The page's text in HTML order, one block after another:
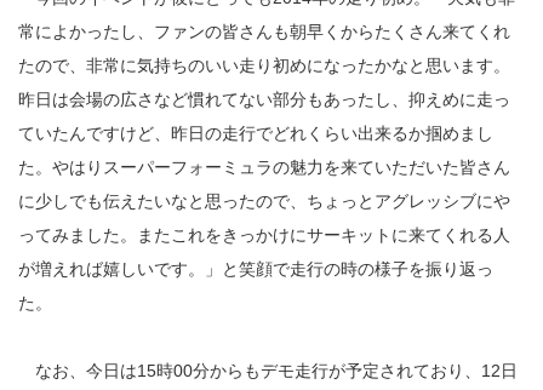
常によかったし、ファンの皆さんも朝早くからたくさん来てくれ
たので、非常に気持ちのいい走り初めになったかなと思います。
昨日は会場の広さなど慣れてない部分もあったし、抑えめに走っ
ていたんですけど、昨日の走行でどれくらい出来るか掴めまし
た。やはりスーパーフォーミュラの魅力を来ていただいた皆さん
に少しでも伝えたいなと思ったので、ちょっとアグレッシブにや
ってみました。またこれをきっかけにサーキットに来てくれる人
が増えれば嬉しいです。」と笑顔で走行の時の様子を振り返っ
た。
なお、今日は15時00分からもデモ走行が予定されており、12日